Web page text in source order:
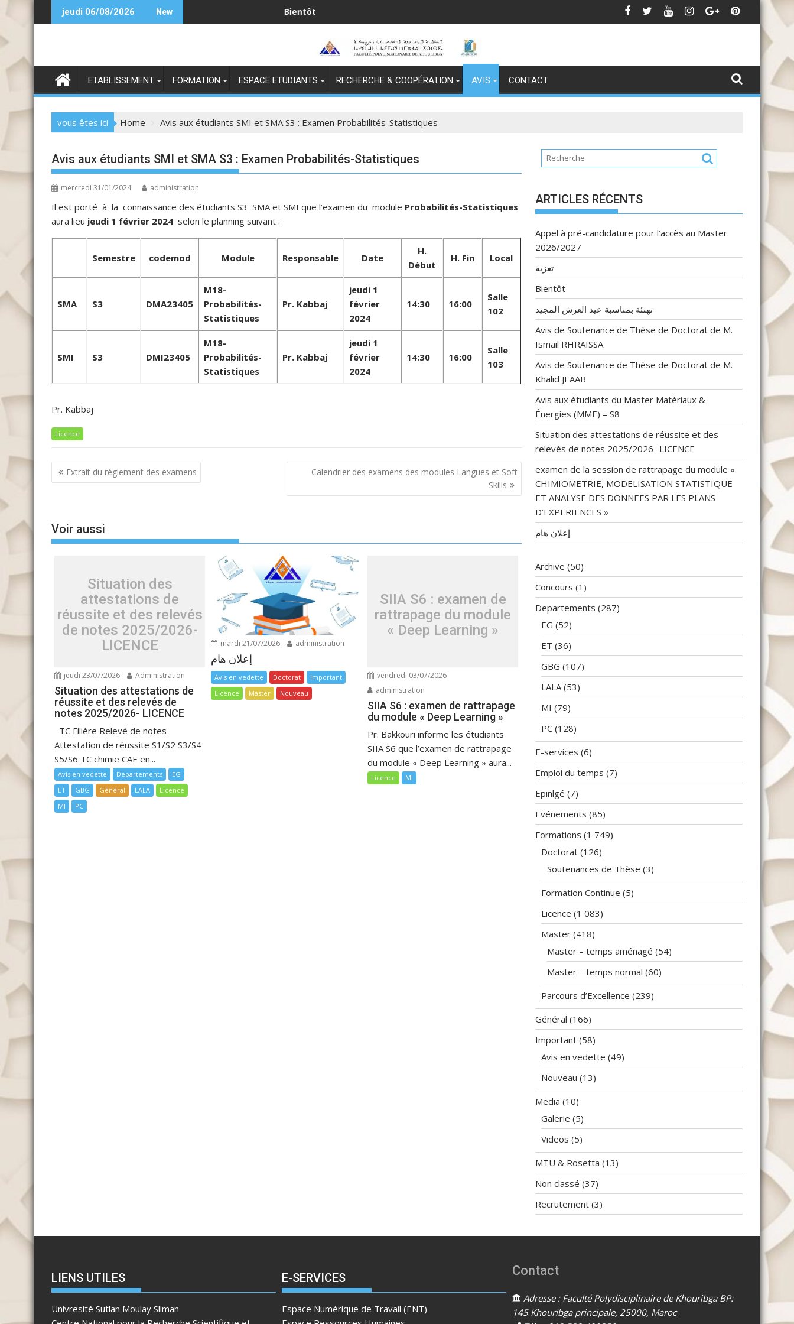
to
jeudi 06/08/2026 New Avis
ETABLISSEMENT FORMATION ESPACE ETUDIANTS RECHERCHE & COOPÉRATION AVIS CONTACT
vous êtes ici Home Avis aux étudiants SMI et SMA S3 : Examen Probabilités-Statistiques
Avis aux étudiants SMI et SMA S3 : Examen Probabilités-Statistiques
mercredi 31/01/2024 administration
Il est porté à la connaissance des étudiants S3 SMA et SMI que l’examen du module Probabilités-Statistiques
aura lieu jeudi 1 février 2024 selon le planning suivant :
Semestre codemod Module Responsable Date
H.
Début
H. Fin Local
SMA S3 DMA23405
M18-
Probabilités-
Statistiques
Pr. Kabbaj
jeudi 1
février
2024
14:30 16:00
Salle
102
SMI S3 DMI23405
M18-
Probabilités-
Statistiques
Pr. Kabbaj
jeudi 1
février
2024
14:30 16:00
Salle
103
Pr. Kabbaj
Licence
Navigation
de
Extrait du règlement des examens
Calendrier des examens des modules Langues et Soft
Skills
Voir aussi
Situation des
attestations de
réussite et des relevés
de notes 2025/2026-
LICENCE
jeudi 23/07/2026 Administration
Situation des attestations de
réussite et des relevés de
notes 2025/2026- LICENCE
TC Filière Relevé de notes
Attestation de réussite S1/S2 S3/S4
S5/S6 TC chimie CAE en...
Avis en vedette Departements
EG
ET
GBG Général LALA
Licence
MI
PC
mardi 21/07/2026 administration
إعلان هام
Avis en vedette Doctorat
Important
Licence
Master Nouveau
SIIA S6 : examen de
rattrapage du module
« Deep Learning »
vendredi 03/07/2026
administration
SIIA S6 : examen de rattrapage
du module « Deep Learning »
Pr. Bakkouri informe les étudiants
SIIA S6 que l’examen de rattrapage
du module « Deep Learning » aura...
Licence MI
ARTICLES RÉCENTS
Appel à pré-candidature pour l’accès au Master
2026/2027
تعزية
Bientôt
تهنئة بمناسبة عيد العرش المجيد
Avis de Soutenance de Thèse de Doctorat de M.
Ismail RHRAISSA
Avis de Soutenance de Thèse de Doctorat de M.
Khalid JEAAB
Avis aux étudiants du Master Matériaux &
Énergies (MME) – S8
Situation des attestations de réussite et des
relevés de notes 2025/2026- LICENCE
examen de la session de rattrapage du module «
CHIMIOMETRIE, MODELISATION STATISTIQUE
ET ANALYSE DES DONNEES PAR LES PLANS
D’EXPERIENCES »
إعلان هام
Archive (50)
Concours (1)
Departements (287)
EG (52)
ET (36)
GBG (107)
LALA(53)
MI (79)
PC (128)
E-services (6)
Emploi du temps (7)
Epinlgé (7)
Evénements (85)
Formations (1 749)
Doctorat (126)
Soutenances de Thèse (3)
Formation Continue (5)
Licence (1 083)
Master (418)
Master – temps aménagé (54)
Master – temps normal (60)
Parcours d’Excellence (239)
Général (166)
Important (58)
Avis en vedette (49)
Nouveau (13)
Media (10)
Galerie (5)
Videos (5)
MTU & Rosetta (13)
Non classé (37)
Recrutement (3)
LIENS UTILES
Univresité Sutlan Moulay Sliman
E-SERVICES
Espace Numérique de Travail (ENT)
Contact
Adresse : Faculté Polydisciplinaire de Khouribga BP:
145 Khouribga principale, 25000, Maroc